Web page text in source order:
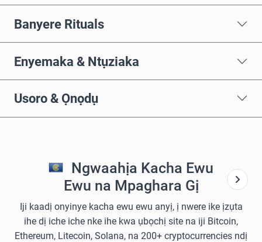
Banyere Rituals
Enyemaka & Ntụziaka
Usoro & Ọnọdụ
Ngwaahịa Kacha Ewu
Ewu na Mpaghara Gị
Iji kaadị onyinye kacha ewu ewu anyị, ị nwere ike ịzụta
ihe dị iche iche nke ihe kwa ụbọchị site na iji Bitcoin,
Ethereum, Litecoin, Solana, na 200+ cryptocurrencies ndị